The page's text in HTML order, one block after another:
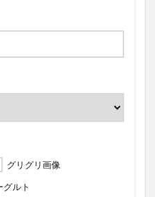
グリグリ画像
グルト